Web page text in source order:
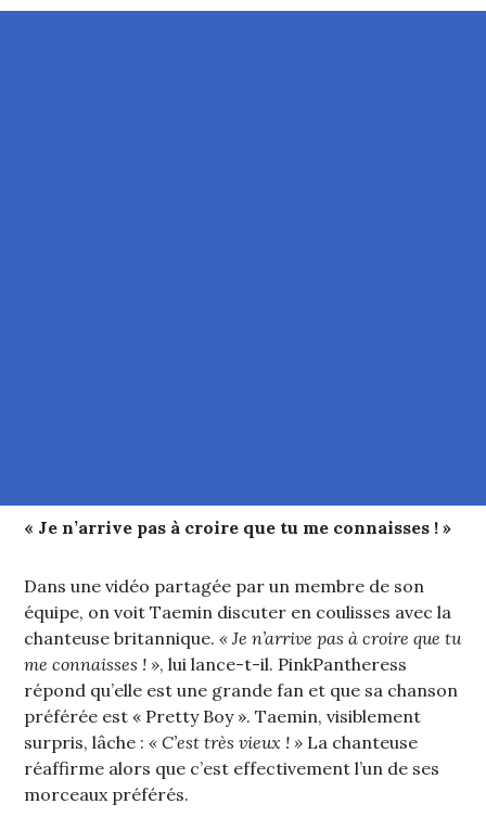
« Je n’arrive pas à croire que tu me connaisses ! »
Dans une vidéo partagée par un membre de son
équipe, on voit Taemin discuter en coulisses avec la
chanteuse britannique.« Je n’arrive pas à croire que tu
me connaisses ! », lui lance-t-il. PinkPantheress
répond qu’elle est une grande fan et que sa chanson
préférée est « Pretty Boy ». Taemin, visiblement
surpris, lâche :« C’est très vieux ! » La chanteuse
réaffirme alors que c’est effectivement l’un de ses
morceaux préférés.